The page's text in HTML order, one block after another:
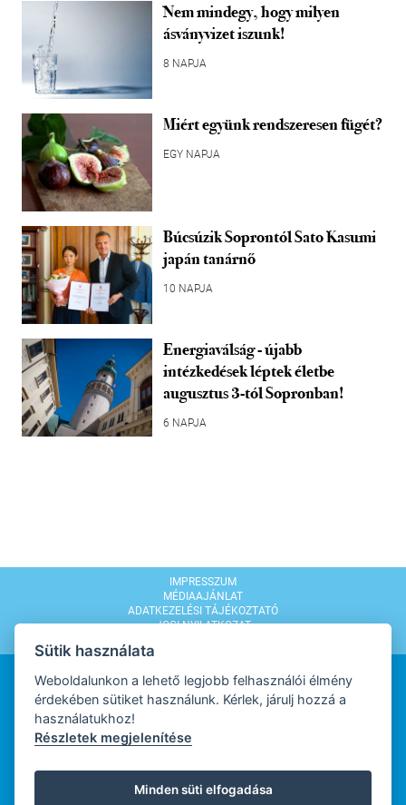
Nem mindegy, hogy milyen
ásványvizet iszunk!
8 NAPJA
Miért együnk rendszeresen fügét?
EGY NAPJA
Búcsúzik Soprontól Sato Kasumi
japán tanárnő
10 NAPJA
Energiaválság - újabb
intézkedések léptek életbe
augusztus 3-tól Sopronban!
6 NAPJA
IMPRESSZUM
MÉDIAAJÁNLAT
ADATKEZELÉSI TÁJÉKOZTATÓ
JOGI NYILATKOZAT
WEBDESIGN
Sütik használata
Weboldalunkon a lehető legjobb felhasználói élmény
érdekében sütiket használunk. Kérlek, járulj hozzá a
használatukhoz!
Részletek megjelenítése
Minden süti elfogadása